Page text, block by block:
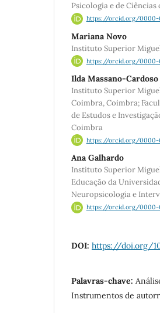
Psicologia e de
https://orcid.org/0000-
Mariana Novo
Instituto Superior
https://orcid.org/0000-
Ilda Massano-Cardoso
Instituto Superior
Coimbra, Coimbra;
de Estudos e
Coimbra
https://orcid.org/0000-
Ana Galhardo
Instituto Superior
Educação da
Neuropsicologia e
https://orcid.org/0000-
DOI: https://doi.org/
Palavras-chave:
Instrumentos de